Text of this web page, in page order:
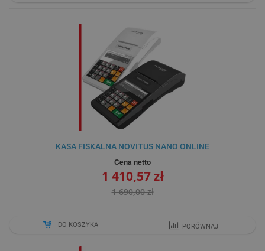
KASA FISKALNA NOVITUS NANO ONLINE
Cena netto
1 410,57 zł
1 690,00 zł
DO KOSZYKA PORÓWNAJ